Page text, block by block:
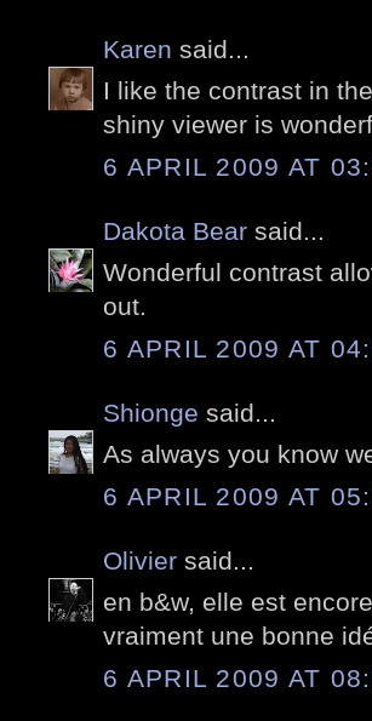
Karen said...
I like the contrast in
shiny viewer is
6 APRIL 2009 AT
Dakota Bear said...
Wonderful contrast
out.
6 APRIL 2009 AT
Shionge said...
As always you know
6 APRIL 2009 AT
Olivier said...
en b&w, elle est
vraiment une bonne
6 APRIL 2009 AT